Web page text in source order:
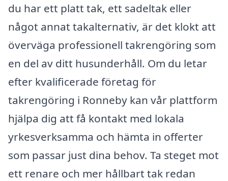
du har ett platt tak, ett sadeltak eller
något annat takalternativ, är det klokt att
överväga professionell takrengöring som
en del av ditt husunderhåll. Om du letar
efter kvalificerade företag för
takrengöring i Ronneby kan vår plattform
hjälpa dig att få kontakt med lokala
yrkesverksamma och hämta in offerter
som passar just dina behov. Ta steget mot
ett renare och mer hållbart tak redan